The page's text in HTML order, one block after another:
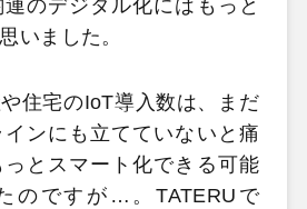
のデジタル化にはもっと
いました。
住宅のIoT導入数は、まだ
ンにも立てていないと痛
とスマート化できる可能
のですが…。TATERUで